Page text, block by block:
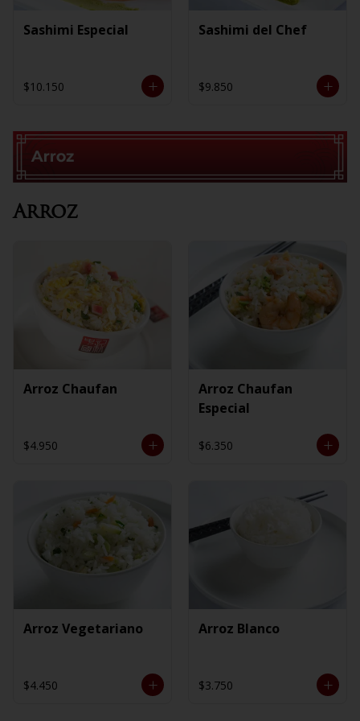
Sashimi Especial
$10.150
Sashimi del Chef
$9.850
Arroz
Arroz Chaufan
$4.950
Arroz Chaufan
Especial
$6.350
Arroz Vegetariano
$4.450
Arroz Blanco
$3.750